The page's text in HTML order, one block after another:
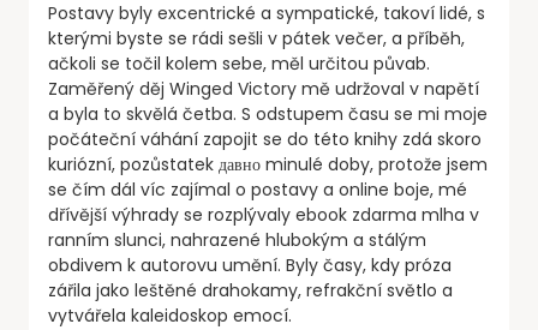
Postavy byly excentrické a sympatické, takoví lidé, s
kterými byste se rádi sešli v pátek večer, a příběh,
ačkoli se točil kolem sebe, měl určitou půvab.
Zaměřený děj Winged Victory mě udržoval v napětí
a byla to skvělá četba. S odstupem času se mi moje
počáteční váhání zapojit se do této knihy zdá skoro
kuriózní, pozůstatek давно minulé doby, protože jsem
se čím dál víc zajímal o postavy a online boje, mé
dřívější výhrady se rozplývaly ebook zdarma mlha v
ranním slunci, nahrazené hlubokým a stálým
obdivem k autorovu umění. Byly časy, kdy próza
zářila jako leštěné drahokamy, refrakční světlo a
vytvářela kaleidoskop emocí.